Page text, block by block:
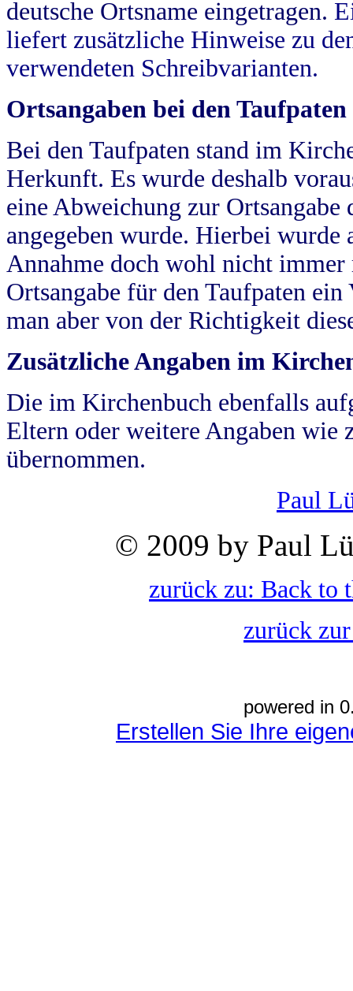
deutsche Ortsname eingetragen.
liefert zusätzliche Hinweise zu
verwendeten Schreibvarianten.
Ortsangaben bei den Taufpaten
Bei den Taufpaten stand im
Herkunft. Es wurde deshalb
eine Abweichung zur
angegeben wurde. Hierbei wurde
Annahme doch wohl nicht
Ortsangabe für den Taufpaten
man aber von der Richtigkeit
Zusätzliche Angaben im
Die im Kirchenbuch ebenfalls
Eltern oder weitere Angaben wie
übernommen.
Paul
© 2009 by Paul
zurück zu: Back to
zurück
powered in
Erstellen Sie Ihre